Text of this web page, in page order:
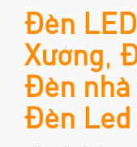
Đèn
Xưởng,
Đèn nhà
Đèn Led